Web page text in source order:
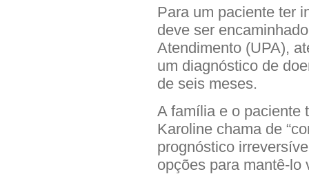
Para um paciente ter
deve ser
Atendimento (UPA),
um diagnóstico de
de seis meses.
A família e o paciente
Karoline chama de
prognóstico
opções para mantê-lo